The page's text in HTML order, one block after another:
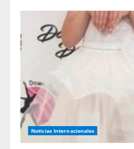
Noticias Internacionales